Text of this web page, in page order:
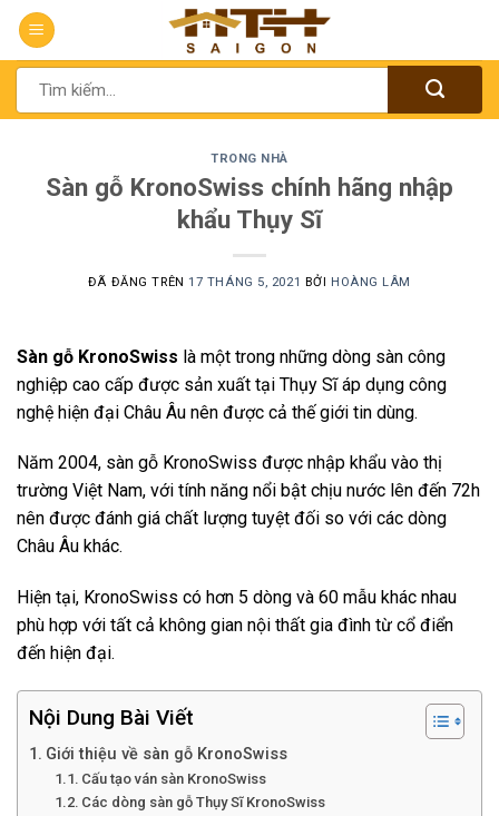
Chuyển
đến
nộiTìm
kiếm:
TRONG NHÀ
Sàn gỗ KronoSwiss chính hãng nhập
khẩu Thụy Sĩ
ĐÃ ĐĂNG TRÊN17 THÁNG 5, 2021 BỞI HOÀNG LÂM
Sàn gỗ KronoSwiss là một trong những dòng sàn công
nghiệp cao cấp được sản xuất tại Thụy Sĩ áp dụng công
nghệ hiện đại Châu Âu nên được cả thế giới tin dùng.
Năm 2004, sàn gỗ KronoSwiss được nhập khẩu vào thị
trường Việt Nam, với tính năng nổi bật chịu nước lên đến 72h
nên được đánh giá chất lượng tuyệt đối so với các dòng
Châu Âu khác.
Hiện tại, KronoSwiss có hơn 5 dòng và 60 mẫu khác nhau
phù hợp với tất cả không gian nội thất gia đình từ cổ điển
đến hiện đại.
Nội Dung Bài Viết
Giới thiệu về sàn gỗ KronoSwiss
Cấu tạo ván sàn KronoSwiss
Các dòng sàn gỗ Thụy Sĩ KronoSwiss